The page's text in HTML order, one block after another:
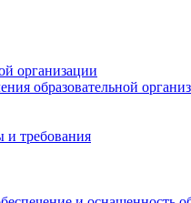
организации
образовательной
и требования